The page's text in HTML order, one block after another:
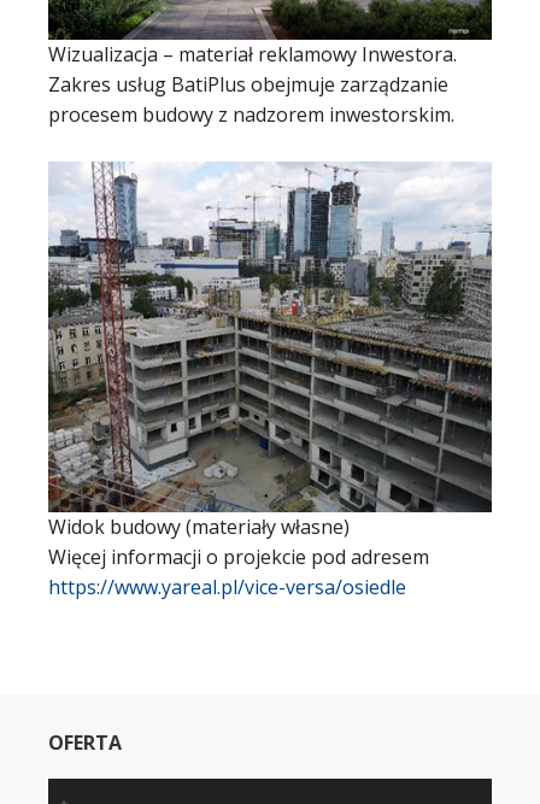
Wizualizacja – materiał reklamowy Inwestora.
Zakres usług BatiPlus obejmuje zarządzanie
procesem budowy z nadzorem inwestorskim.
Widok budowy (materiały własne)
Więcej informacji o projekcie pod adresem
https://www.yareal.pl/vice-versa/osiedle
OFERTA